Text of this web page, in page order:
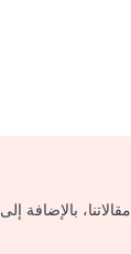
بالإضافة